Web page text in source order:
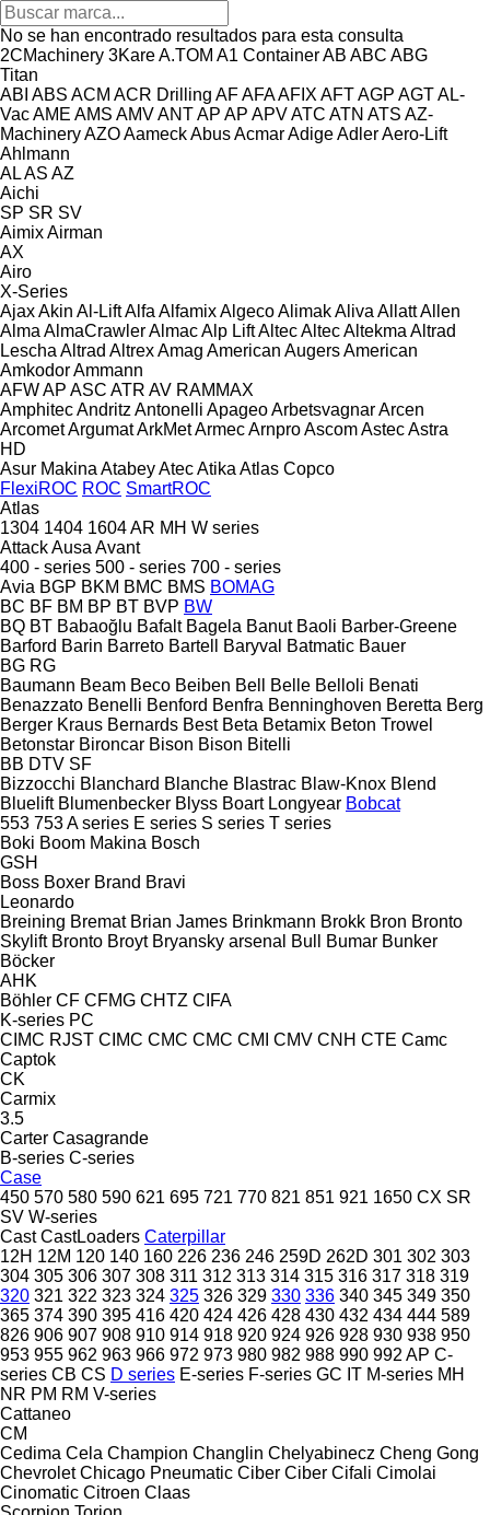
No se han encontrado resultados para esta consulta
2CMachinery 3KareA.TOM A1 ContainerAB ABC ABG
Titan
ABI ABS ACM ACR Drilling AFAFAAFIX AFTAGP AGTAL-
VacAME AMS AMVANTAP AP APVATC ATN ATS AZ-
MachineryAZOAameckAbusAcmarAdigeAdlerAero-Lift
Ahlmann
ALAS AZ
Aichi
SP SR SV
AimixAirman
AX
Airo
X-Series
AjaxAkin Al-LiftAlfa AlfamixAlgecoAlimakAliva AllattAllen
Alma AlmaCrawlerAlmacAlp LiftAltecAltecAltekma Altrad
Lescha Altrad AltrexAmag American AugersAmerican
AmkodorAmmann
AFWAP ASC ATR AV RAMMAX
AmphitecAndritz Antonelli ApageoArbetsvagnarArcen
ArcometArgumatArkMetArmecArnproAscomAstecAstra
HD
Asur Makina AtabeyAtecAtika Atlas Copco
FlexiROC ROC SmartROC
Atlas
1304 1404 1604AR MH W series
AttackAusa Avant
400 - series 500 - series 700 - series
Avia BGP BKM BMC BMS BOMAG
BC BF BM BP BT BVP BW
BQ BT Babaoğlu Bafalt Bagela Banut Baoli Barber-Greene
Barford Barin Barreto Bartell Baryval Batmatic Bauer
BG RG
Baumann Beam Beco Beiben Bell Belle Belloli Benati
Benazzato Benelli Benford Benfra Benninghoven Beretta Berg
Berger Kraus Bernards Best Beta Betamix Beton Trowel
Betonstar Bironcar Bison Bison Bitelli
BB DTV SF
Bizzocchi Blanchard Blanche Blastrac Blaw-Knox Blend
Bluelift Blumenbecker Blyss Boart Longyear Bobcat
553 753A series E series S series T series
Boki Boom Makina Bosch
GSH
Boss Boxer Brand Bravi
Leonardo
Breining Bremat Brian James Brinkmann Brokk Bron Bronto
Skylift Bronto Broyt Bryansky arsenal Bull Bumar Bunker
Böcker
AHK
Böhler CF CFMG CHTZ CIFA
K-series PC
CIMC RJST CIMC CMC CMC CMI CMV CNH CTE Camc
Captok
CK
Carmix
3.5
Carter Casagrande
B-series C-series
Case
450 570 580 590 621 695 721 770 821 851 921 1650 CX SR
SV W-series
Cast CastLoaders Caterpillar
12H 12M 120 140 160 226 236 246 259D 262D 301 302 303
304 305 306 307 308 311 312 313 314 315 316 317 318 319
320 321 322 323 324 325 326 329 330 336 340 345 349 350
365 374 390 395 416 420 424 426 428 430 432 434 444 589
826 906 907 908 910 914 918 920 924 926 928 930 938 950
953 955 962 963 966 972 973 980 982 988 990 992 AP C-
series CB CS D series E-series F-series GC IT M-series MH
NR PM RM V-series
Cattaneo
CM
Cedima Cela Champion Changlin Chelyabinecz Cheng Gong
Chevrolet Chicago Pneumatic Ciber Ciber Cifali Cimolai
Cinomatic Citroen Claas